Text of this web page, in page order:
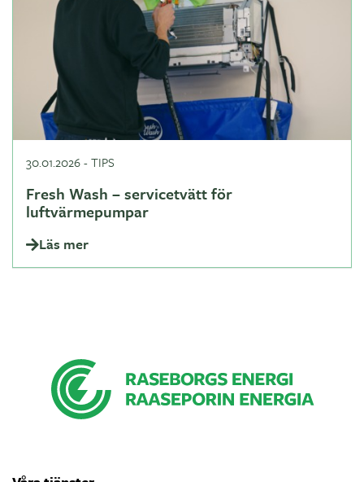
30.01.2026-TIPS
Fresh Wash – servicetvätt för
luftvärmepumpar
Läs mer